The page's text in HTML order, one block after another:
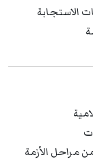
الاستجابة
مراحل الأزمة